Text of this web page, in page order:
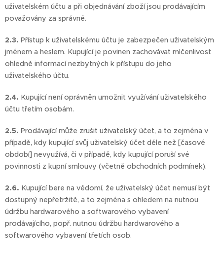
uživatelském účtu a při objednávání zboží jsou prodávajícím
považovány za správné.
2.3. Přístup k uživatelskému účtu je zabezpečen uživatelským
jménem a heslem. Kupující je povinen zachovávat mlčenlivost
ohledně informací nezbytných k přístupu do jeho
uživatelského účtu.
2.4. Kupující není oprávněn umožnit využívání uživatelského
účtu třetím osobám.
2.5. Prodávající může zrušit uživatelský účet, a to zejména v
případě, kdy kupující svůj uživatelský účet déle než [časové
období] nevyužívá, či v případě, kdy kupující poruší své
povinnosti z kupní smlouvy (včetně obchodních podmínek).
2.6. Kupující bere na vědomí, že uživatelský účet nemusí být
dostupný nepřetržitě, a to zejména s ohledem na nutnou
údržbu hardwarového a softwarového vybavení
prodávajícího, popř. nutnou údržbu hardwarového a
softwarového vybavení třetích osob.